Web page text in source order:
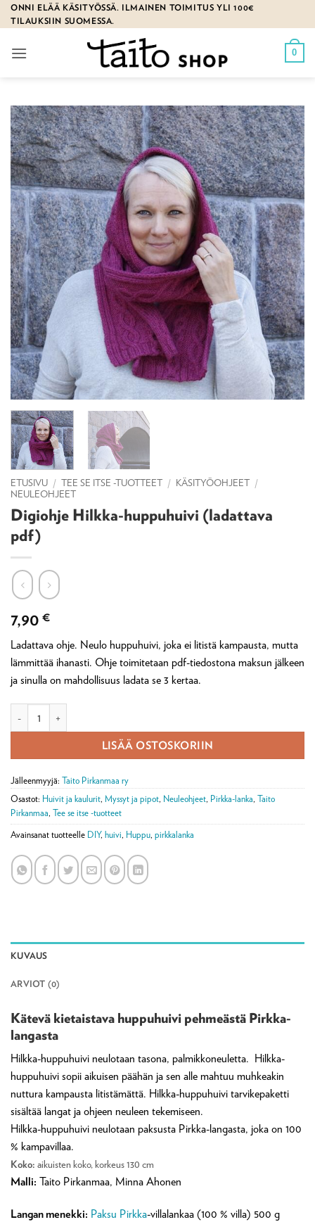
Skip
to
ONNI ELÄÄ KÄSITYÖSSÄ. ILMAINEN TOIMITUS YLI 100€
TILAUKSIIN SUOMESSA.
0
ETUSIVU / TEE SE ITSE -TUOTTEET / KÄSITYÖOHJEET /
NEULEOHJEET
Digiohje Hilkka-huppuhuivi (ladattava
pdf)
7,90 €
Ladattava ohje. Neulo huppuhuivi, joka ei litistä kampausta, mutta
lämmittää ihanasti. Ohje toimitetaan pdf-tiedostona maksun jälkeen
ja sinulla on mahdollisuus ladata se 3 kertaa.
LISÄÄ OSTOSKORIIN
Jälleenmyyjä: Taito Pirkanmaa ry
Osastot: Huivit ja kaulurit, Myssyt ja pipot, Neuleohjeet, Pirkka-lanka, Taito
Pirkanmaa, Tee se itse -tuotteet
Avainsanat tuotteelle DIY, huivi, Huppu, pirkkalanka
KUVAUS
ARVIOT (0)
Kätevä kietaistava huppuhuivi pehmeästä Pirkka-
langasta
Hilkka-huppuhuivi neulotaan tasona, palmikkoneuletta. Hilkka-
huppuhuivi sopii aikuisen päähän ja sen alle mahtuu muhkeakin
nuttura kampausta litistämättä. Hilkka-huppuhuivi tarvikepaketti
sisältää langat ja ohjeen neuleen tekemiseen.
Hilkka-huppuhuivi neulotaan paksusta Pirkka-langasta, joka on 100
% kampavillaa.
Koko: aikuisten koko, korkeus 130 cm
Malli: Taito Pirkanmaa, Minna Ahonen
Langan menekki: Paksu Pirkka-villalankaa (100 % villa) 500 g